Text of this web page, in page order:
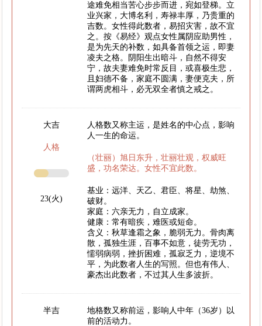
途难免相当苦心步步而进，宛如登梯。立
业兴家，大博名利，寿禄丰厚，乃贵重的
吉数。女性得此数者，易招灾害，故不宜
之。按《易经》观点女性属阴应助男性，
是为先天的补数，如具备首领之运，即妻
凌夫之格。阴阳生出暗斗，自然不得安
宁，故夫妻难免时常反目，或喜极生悲，
且妇德不备，家庭不圆满，妻便克夫，所
谓两虎相斗，必无双全者慎之戒之。
大吉
人格
23(火)
人格数又称主运，是姓名的中心点，影响
人一生的命运。
（壮丽）旭日东升，壮丽壮观，权威旺
盛，功名荣达。女性不宜此数。
基业：远洋、天乙、君臣、将星、劫煞、
破财。
家庭：六亲无力，自立成家。
健康：常有暗疾，难医或短命。
含义：秋草逢霜之象，脆弱无力。骨肉离
散，孤独生涯，百事不如意，徒劳无功，
懦弱病弱，挫折困难，孤寂乏力，逆境不
平，为此数者人生的写照。但也有伟人、
豪杰出此数者，不过其人生多波折。
半吉
地格数又称前运，影响人中年（36岁）以
前的活动力。